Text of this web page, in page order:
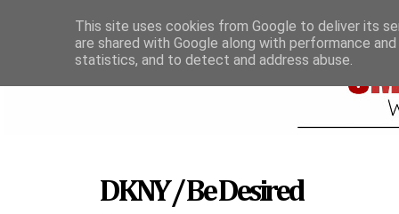
DKNY / Be Desired
This site uses cookies from Google to deliver its
are shared with Google along with performance
statistics, and to detect and address abuse.